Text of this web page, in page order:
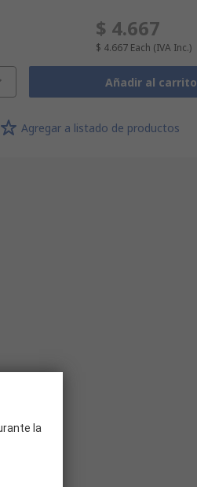
$ 4.667
$ 4.667 Each (IVA Inc.)
Añadir al carrito
Agregar a listado de productos
la